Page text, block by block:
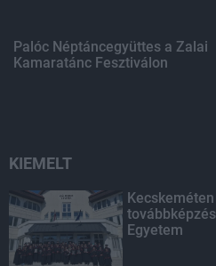
Palóc Néptáncegyüttes a Zalai
Kamaratánc Fesztiválon
KIEMELT
Egyetem